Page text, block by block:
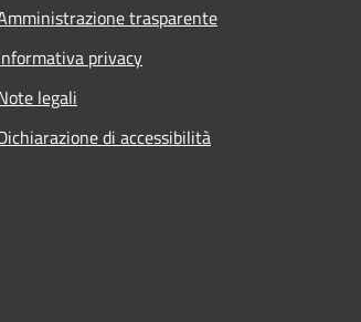
trasparente
privacy
legali
di accessibilità